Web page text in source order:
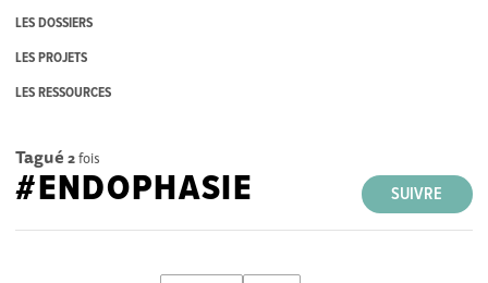
LES DOSSIERS
LES PROJETS
LES RESSOURCES
Tagué 2fois
SUIVRE
#ENDOPHASIE